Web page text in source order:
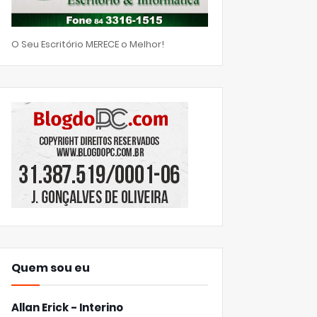
O Seu Escritório MERECE o Melhor!
Quem sou eu
Allan Erick - Interino